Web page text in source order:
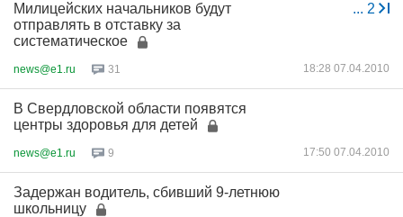
... 2
Милицейских начальников будут
отправлять в отставку за
систематическое
news@e1.ru 31 18:28 07.04.2010
В Свердловской области появятся
центры здоровья для детей
news@e1.ru 9 17:50 07.04.2010
Задержан водитель, сбивший 9-летнюю
школьницу